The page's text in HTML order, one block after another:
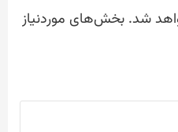
شد. بخش‌های موردنیاز